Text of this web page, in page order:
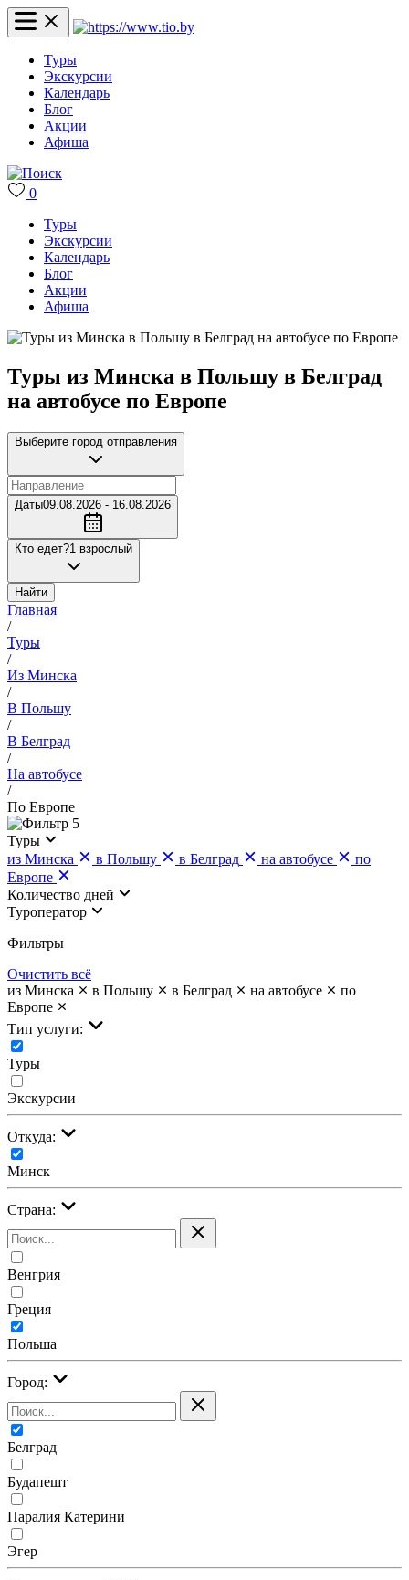
Туры
Экскурсии
Календарь
Блог
Акции
Афиша
0
Туры
Экскурсии
Календарь
Блог
Акции
Афиша
Туры из Минска в Польшу в Белград
на автобусе по Европе
Выберите город отправления
Даты09.08.2026 - 16.08.2026
Кто едет?1 взрослый
Найти
Главная
/
Туры
/
Из Минска
/
В Польшу
/
В Белград
/
На автобусе
/
По Европе
5
Туры
из Минска
в Польшу в Белград на автобусе
по
Европе
Количество дней
Туроператор
Фильтры
Очистить всё
из Минска
в Польшу в Белград на автобусе
по
Европе
Тип услуги:
Туры
Экскурсии
Откуда:
Минск
Страна:
Венгрия
Греция
Польша
Город:
Белград
Будапешт
Паралия Катерини
Эгер